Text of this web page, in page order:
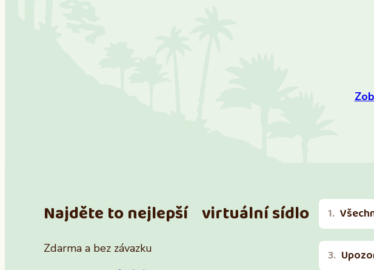
Najděte to nejlepší virtuální sídlo
Zdarma a bez závazku